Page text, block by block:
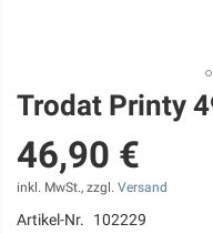
Zum
Anfang
der
Bildgalerie
springen
Trodat Printy
46,90 €
inkl. MwSt., zzgl. Versand
Artikel-Nr. 102229